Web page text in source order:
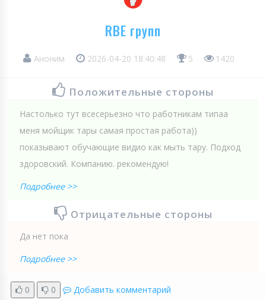
RBE групп
Аноним 2026-04-20 18:40:48 5 1420
Положительные стороны
Настолько тут всесерьезно что работникам типаа
меня мойщик тары самая простая работа))
показывают обучающие видио как мыть тару. Подход
здоровский. Компанию. рекомендую!
Подробнее >>
Отрицательные стороны
Да нет пока
Подробнее >>
0 0 Добавить комментарий